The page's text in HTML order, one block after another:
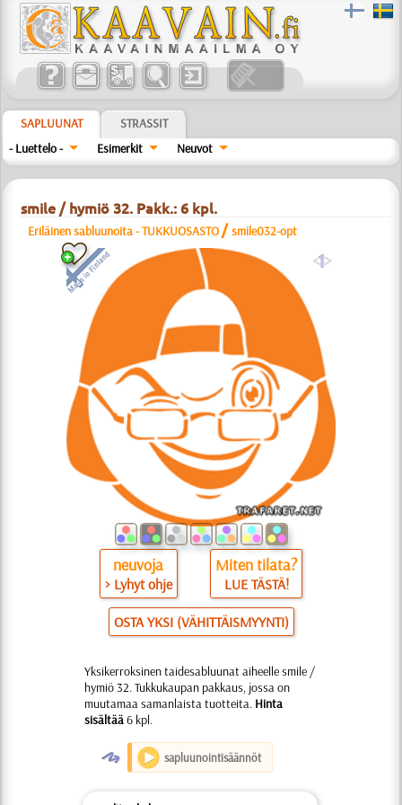
SAPLUUNAT
STRASSIT
- Luettelo -
Esimerkit Neuvot
smile / hymiö 32. Pakk.: 6 kpl.
Eriläinen sabluunoita - TUKKUOSASTO /smile032-opt
a
neuvoja
> Lyhyt ohje
Miten tilata?
LUE TÄSTÄ!
OSTA YKSI (VÄHITTÄISMYYNTI)
Yksikerroksinen taidesabluunat aiheelle smile /
hymiö 32. Tukkukaupan pakkaus, jossa on
muutamaa samanlaista tuotteita. Hinta
sisältää6 kpl.
O sapluunointisäännöt